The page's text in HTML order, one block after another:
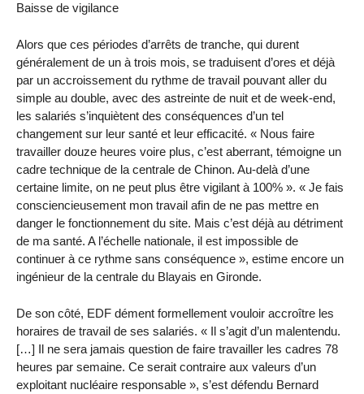
Baisse de vigilance
Alors que ces périodes d’arrêts de tranche, qui durent
généralement de un à trois mois, se traduisent d’ores et déjà
par un accroissement du rythme de travail pouvant aller du
simple au double, avec des astreinte de nuit et de week-end,
les salariés s’inquiètent des conséquences d’un tel
changement sur leur santé et leur efficacité. « Nous faire
travailler douze heures voire plus, c’est aberrant, témoigne un
cadre technique de la centrale de Chinon. Au-delà d’une
certaine limite, on ne peut plus être vigilant à 100% ». « Je fais
consciencieusement mon travail afin de ne pas mettre en
danger le fonctionnement du site. Mais c’est déjà au détriment
de ma santé. A l’échelle nationale, il est impossible de
continuer à ce rythme sans conséquence », estime encore un
ingénieur de la centrale du Blayais en Gironde.
De son côté, EDF dément formellement vouloir accroître les
horaires de travail de ses salariés. « Il s’agit d’un malentendu.
[…] Il ne sera jamais question de faire travailler les cadres 78
heures par semaine. Ce serait contraire aux valeurs d’un
exploitant nucléaire responsable », s’est défendu Bernard